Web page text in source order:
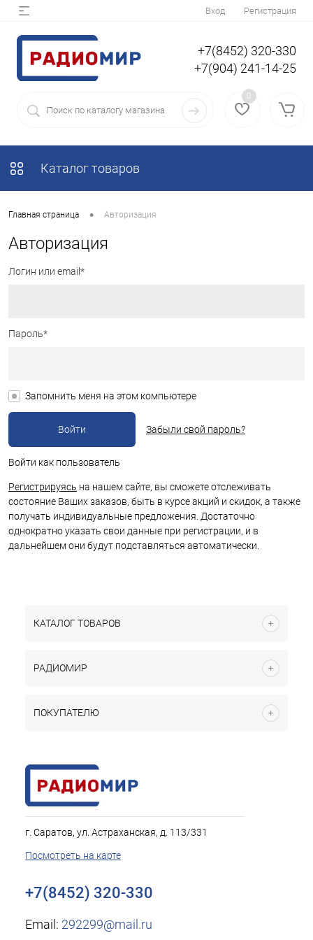
Вход Регистрация
+7(8452) 320-330
+7(904) 241-14-25
0
Каталог товаров
Главная страница • Авторизация
Авторизация
Логин или email*
Пароль*
Запомнить меня на этом компьютере
Забыли свой пароль?
Войти как пользователь
Регистрируясь на нашем сайте, вы сможете отслеживать
состояние Ваших заказов, быть в курсе акций и скидок, а также
получать индивидуальные предложения. Достаточно
однократно указать свои данные при регистрации, и в
дальнейшем они будут подставляться автоматически.
КАТАЛОГ ТОВАРОВ
РАДИОМИР
ПОКУПАТЕЛЮ
г. Саратов, ул. Астраханская, д. 113/331
Посмотреть на карте
+7(8452) 320-330
Email: 292299@mail.ru